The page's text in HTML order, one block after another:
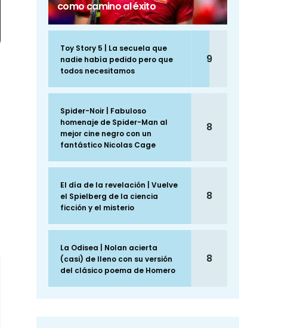
como camino al éxito
Toy Story 5 | La secuela que
nadie había pedido pero que
todos necesitamos
9
Spider-Noir | Fabuloso
homenaje de Spider-Man al
mejor cine negro con un
fantástico Nicolas Cage
8
El día de la revelación | Vuelve
el Spielberg de la ciencia
ficción y el misterio
8
La Odisea | Nolan acierta
(casi) de lleno con su versión
del clásico poema de Homero
8